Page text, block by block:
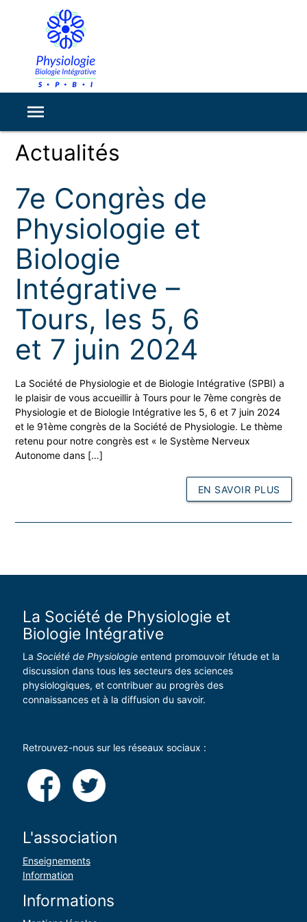
Actualités
7e Congrès de
Physiologie et
Biologie
Intégrative –
Tours, les 5, 6
et 7 juin 2024
La Société de Physiologie et de Biologie Intégrative (SPBI) a
le plaisir de vous accueillir à Tours pour le 7ème congrès de
Physiologie et de Biologie Intégrative les 5, 6 et 7 juin 2024
et le 91ème congrès de la Société de Physiologie. Le thème
retenu pour notre congrès est « le Système Nerveux
Autonome dans […]
EN SAVOIR PLUS
La Société de Physiologie et
Biologie Intégrative
La Société de Physiologieentend promouvoir l’étude et la
discussion dans tous les secteurs des sciences
physiologiques, et contribuer au progrès des
connaissances et à la diffusion du savoir.
Retrouvez-nous sur les réseaux sociaux :
L'association
Enseignements
Information
Informations